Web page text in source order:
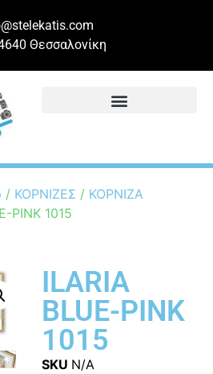
Θεσσαλονίκη
/ ΚΟΡΝΙΖΕΣ / ΚΟΡΝΙΖΑ
PINK 1015
ILARIA
BLUE-PINK
1015
SKU N/A